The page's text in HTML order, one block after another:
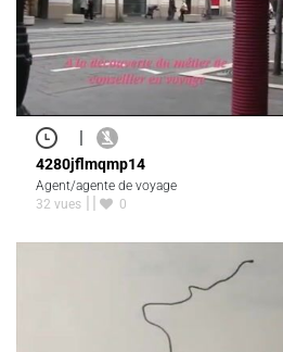
|
4280jflmqmp14
Agent/agente de voyage
32 vues
0